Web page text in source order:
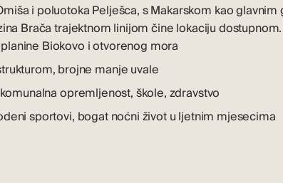
i poluotoka Pelješca, s Makarskom kao
Bračatrajektnom linijom čine lokaciju dostupnom.
Biokovo i otvorenog mora
brojne manje uvale
opremljenost, škole, zdravstvo
sportovi, bogat noćni život u ljetnim mjesecima